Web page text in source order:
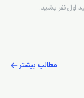
اول نفر باشید.
مطالب بیشتر